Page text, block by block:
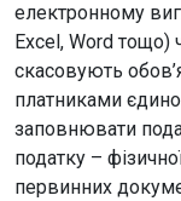
електронному
Excel, Word тощо)
скасовують
платниками
заповнювати
податку –
первинних